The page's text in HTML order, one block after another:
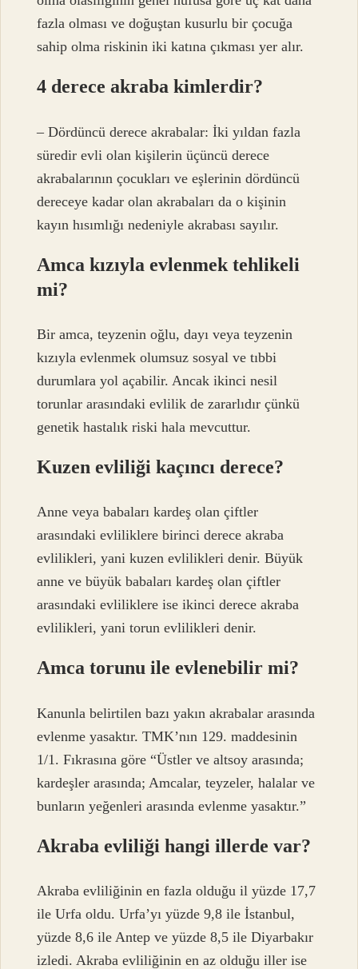
fazla olması ve doğuştan kusurlu bir çocuğa
sahip olma riskinin iki katına çıkması yer alır.
4 derece akraba kimlerdir?
– Dördüncü derece akrabalar: İki yıldan fazla
süredir evli olan kişilerin üçüncü derece
akrabalarının çocukları ve eşlerinin dördüncü
dereceye kadar olan akrabaları da o kişinin
kayın hısımlığı nedeniyle akrabası sayılır.
Amca kızıyla evlenmek tehlikeli
mi?
Bir amca, teyzenin oğlu, dayı veya teyzenin
kızıyla evlenmek olumsuz sosyal ve tıbbi
durumlara yol açabilir. Ancak ikinci nesil
torunlar arasındaki evlilik de zararlıdır çünkü
genetik hastalık riski hala mevcuttur.
Kuzen evliliği kaçıncı derece?
Anne veya babaları kardeş olan çiftler
arasındaki evliliklere birinci derece akraba
evlilikleri, yani kuzen evlilikleri denir. Büyük
anne ve büyük babaları kardeş olan çiftler
arasındaki evliliklere ise ikinci derece akraba
evlilikleri, yani torun evlilikleri denir.
Amca torunu ile evlenebilir mi?
Kanunla belirtilen bazı yakın akrabalar arasında
evlenme yasaktır. TMK’nın 129. maddesinin
1/1. Fıkrasına göre “Üstler ve altsoy arasında;
kardeşler arasında; Amcalar, teyzeler, halalar ve
bunların yeğenleri arasında evlenme yasaktır.”
Akraba evliliği hangi illerde var?
Akraba evliliğinin en fazla olduğu il yüzde 17,7
ile Urfa oldu. Urfa’yı yüzde 9,8 ile İstanbul,
yüzde 8,6 ile Antep ve yüzde 8,5 ile Diyarbakır
izledi. Akraba evliliğinin en az olduğu iller ise